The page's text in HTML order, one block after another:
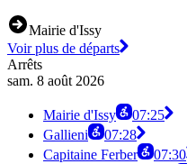
Mairie d'Issy
Voir plus de départs
Arrêts
sam. 8 août 2026
Mairie d'Issy
07:25
Gallieni
07:28
Capitaine Ferber
07:30